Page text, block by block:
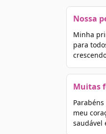
Nossa
Minha
para
Muitas
meu
saudável